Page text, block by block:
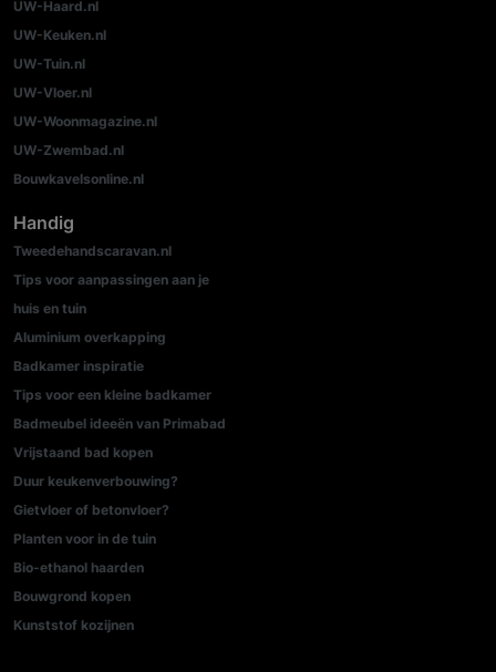
UW-Haard.nl
UW-Keuken.nl
UW-Tuin.nl
UW-Vloer.nl
UW-Woonmagazine.nl
UW-Zwembad.nl
Bouwkavelsonline.nl
Handig
Tweedehandscaravan.nl
Tips voor aanpassingen aan je
huis en tuin
Aluminium overkapping
Badkamer inspiratie
Tips voor een kleine badkamer
Badmeubel ideeën van Primabad
Vrijstaand bad kopen
Duur keukenverbouwing?
Gietvloer of betonvloer?
Planten voor in de tuin
Bio-ethanol haarden
Bouwgrond kopen
Kunststof kozijnen